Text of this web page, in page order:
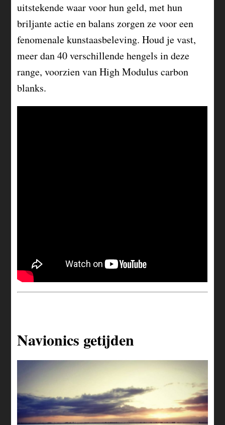
uitstekende waar voor hun geld, met hun
briljante actie en balans zorgen ze voor een
fenomenale kunstaasbeleving. Houd je vast,
meer dan 40 verschillende hengels in deze
range, voorzien van High Modulus carbon
blanks.
Navionics getijden